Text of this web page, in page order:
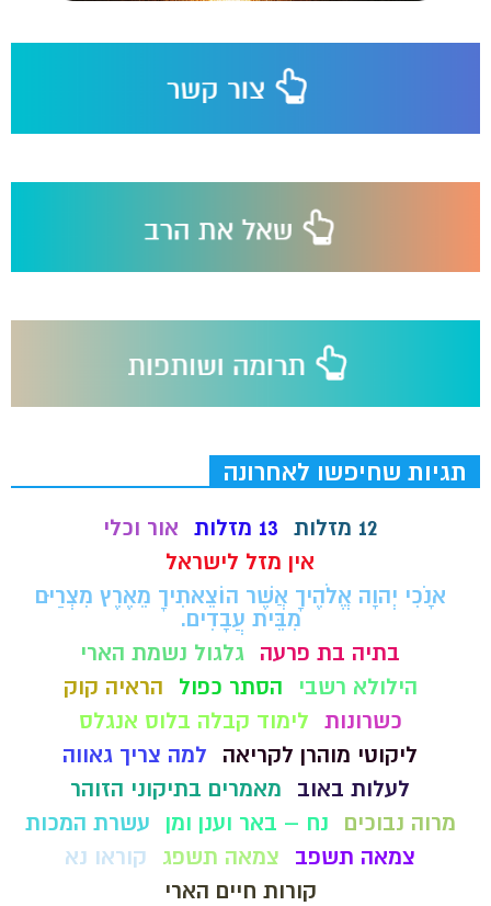
תגיות שחיפשו לאחרונה
12 מזלות 13 מזלות
אור וכלי
אין מזל לישראל
אָנֹכִי יְהוָה אֱלֹהֶיךָ אֲשֶׁר הוֹצֵאתִיךָ מֵאֶרֶץ מִצְרַיִם
מִבֵּית עֲבָדִים.
בתיה בת פרעה גלגול נשמת הארי
הילולא רשבי
הסתר כפול
הראיה קוק
כשרונות לימוד קבלה בלוס אנגלס
ליקוטי מוהרן לקריאה
למה צריך גאווה
לעלות באוב
מאמרים בתיקוני הזוהר
מרוה נבוכים
נח – באר וענן ומן
עשרת המכות
צמאה תשפב
צמאה תשפג
קוראו נא
קורות חיים הארי